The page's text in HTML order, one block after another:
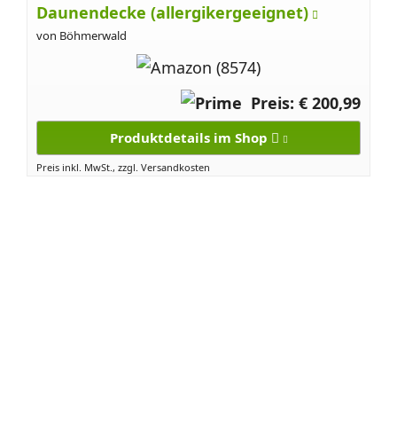
Daunendecke (allergikergeeignet)
von Böhmerwald
Preis: € 200,99
Produktdetails im Shop
Preis inkl. MwSt., zzgl. Versandkosten